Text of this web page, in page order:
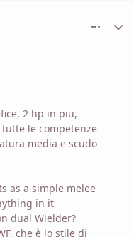
2 hp in piu,
le competenze
media e scudo
as a simple melee
in it
dual Wielder?
che è lo stile di